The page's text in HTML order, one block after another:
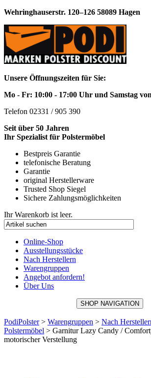
Wehringhauserstr. 120–126 58089 Hagen
Unsere Öffnungszeiten für Sie:
Mo - Fr: 10:00 - 17:00 Uhr und Samstag
Telefon 02331 / 905 390
Seit über 50 Jahren
Ihr Spezialist für Polstermöbel
Bestpreis Garantie
telefonische Beratung
Garantie
original Herstellerware
Trusted Shop Siegel
Sichere Zahlungsmöglichkeiten
Ihr Warenkorb ist leer.
Online-Shop
Ausstellungsstücke
Nach Herstellern
Warengruppen
Angebot anfordern!
Über Uns
SHOP NAVIGATION
PodiPolster> Warengruppen > Nach
Polstermöbel > Garnitur Lazy Candy /
motorischer Verstellung